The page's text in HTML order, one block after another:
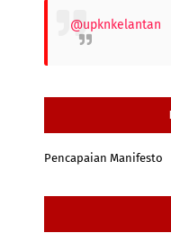
@upknkelantan
Pencapaian Manifesto